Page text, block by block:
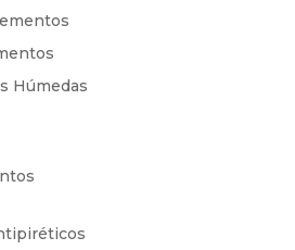
Húmedas